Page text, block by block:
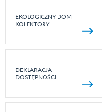
EKOLOGICZNY DOM -
KOLEKTORY
DEKLARACJA
DOSTĘPNOŚCI